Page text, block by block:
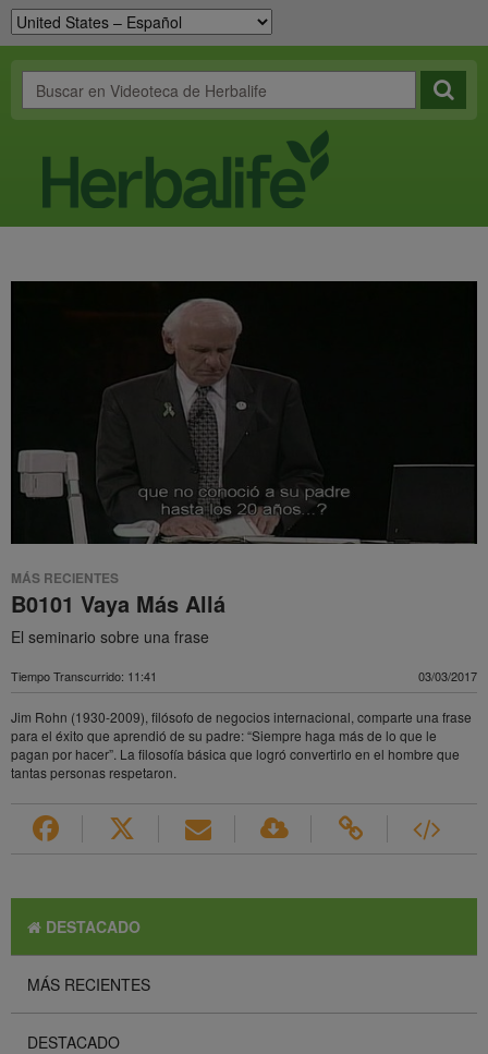
MÁS RECIENTES
B0101 Vaya Más Allá
El seminario sobre una frase
Tiempo Transcurrido: 11:41 03/03/2017
Jim Rohn (1930-2009), filósofo de negocios internacional, comparte una frase
para el éxito que aprendió de su padre: “Siempre haga más de lo que le
pagan por hacer”. La filosofía básica que logró convertirlo en el hombre que
tantas personas respetaron.
DESTACADO
MÁS RECIENTES
DESTACADO